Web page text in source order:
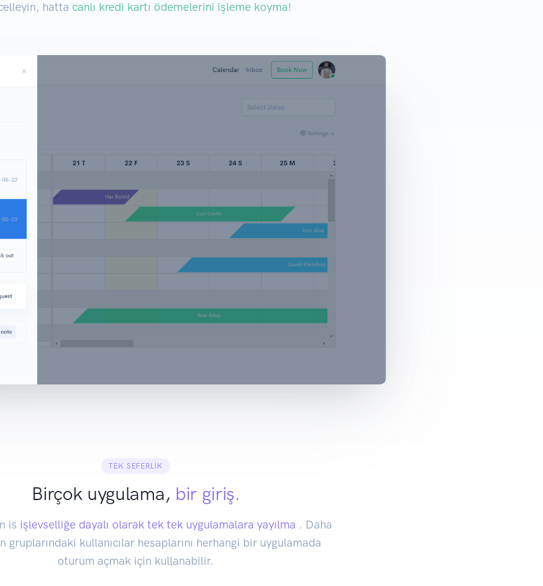
hatta canlı kredi kartı ödemelerini işleme koyma!
TEK SEFERLIK
Birçok uygulama, bir giriş.
is işlevselliğe dayalı olarak tek tek uygulamalara yayılma . Daha
gruplarındaki kullanıcılar hesaplarını herhangi bir uygulamada
oturum açmak için kullanabilir.